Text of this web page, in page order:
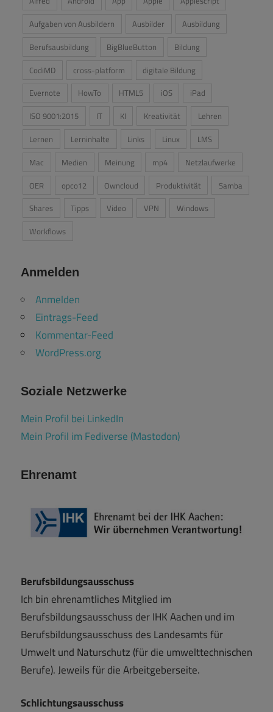
Aufgaben von Ausbildern
Ausbilder
Ausbildung
Berufsausbildung
BigBlueButton
Bildung
CodiMD
cross-platform
digitale Bildung
Evernote
HowTo HTML5 iOS
iPad
ISO 9001:2015
IT KI Kreativität
Lehren
Lernen
Lerninhalte Links Linux
LMS
Mac
Medien Meinung mp4
Netzlaufwerke
OER
opco12 Owncloud Produktivität
Samba
Shares
Tipps Video VPN
Windows
Workflows
Anmelden
Anmelden
Eintrags-Feed
Kommentar-Feed
WordPress.org
Soziale Netzwerke
Mein Profil bei LinkedIn
Mein Profil im Fediverse (Mastodon)
Ehrenamt
Berufsbildungsausschuss
Ich bin ehrenamtliches Mitglied im
Berufsbildungsausschuss der IHK Aachen und im
Berufsbildungsausschuss des Landesamts für
Umwelt und Naturschutz (für die umwelttechnischen
Berufe). Jeweils für die Arbeitgeberseite.
Schlichtungsausschuss